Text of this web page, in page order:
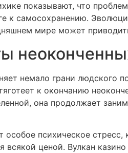
показывают, что
к самосохранению.
мире может
немало грани людского
к окончанию
она продолжает
психическое
ценой. Вулкан